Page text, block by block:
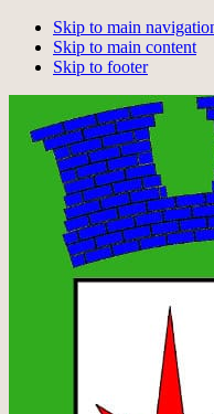
Skip to main
Skip to main content
Skip to footer